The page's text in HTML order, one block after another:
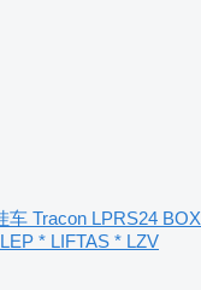
车 Tracon LPRS24 BOX
* LIFTAS * LZV